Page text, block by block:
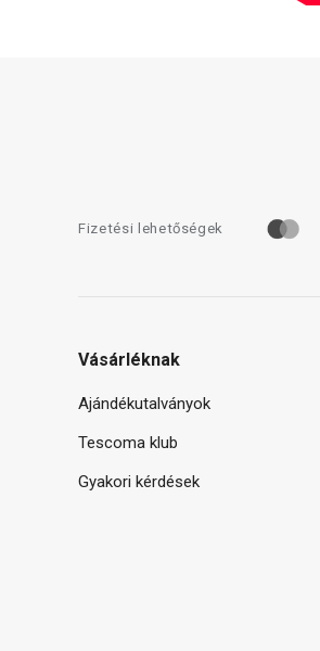
Fizetési lehetőségek
Vásárléknak
Ajándékutalványok
Tescoma klub
Gyakori kérdések